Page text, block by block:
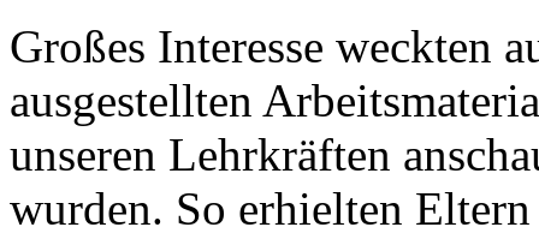
Großes Interesse weckten
ausgestellten
unseren Lehrkräften
wurden. So erhielten